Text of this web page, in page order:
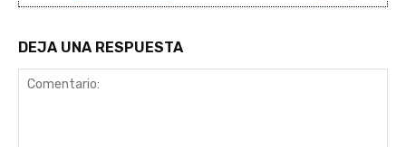
DEJA UNA RESPUESTA